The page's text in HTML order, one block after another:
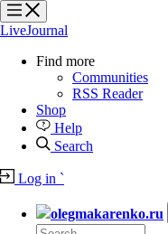
?
?
LiveJournal
Find more
Communities
RSS Reader
Shop
Help
Search
Log in `
olegmakarenko.ru